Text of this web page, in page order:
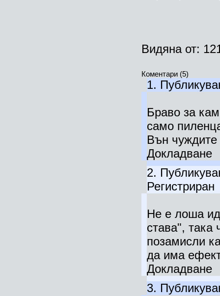
Видяна от:
Коментари (5)
1.
Браво за
само
Вън чуждите
Докладване
2.
Регистриран
Не е лоша
става", така
позамисли
да има
Докладване
3.